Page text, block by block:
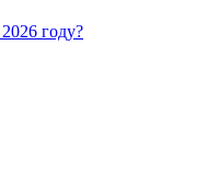
году?